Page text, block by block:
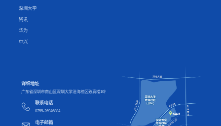
深圳大学
腾讯
华为
中兴
详细地址
广东省深圳市南山区深圳大学沧海校区致真楼10楼
联系电话
0755-26946884
电子邮箱